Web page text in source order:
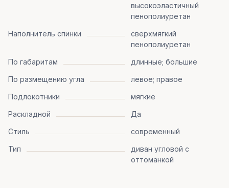
высокоэластичный
пенополиуретан
Наполнитель спинки
сверхмягкий
пенополиуретан
По габаритам
длинные; большие
По размещению угла
левое; правое
Подлокотники
мягкие
Раскладной
Да
Стиль
современный
Тип
диван угловой с
оттоманкой